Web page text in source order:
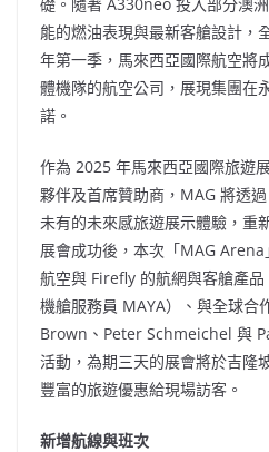
能的燃油表現與最新客艙設計，
年第一季，馬來西亞國際航空將
體機隊的航空公司，展現集團在
諾。
作為 2025 年馬來西亞國際旅遊
夥伴及首席贊助商，MAG 將透
未有的未來感旅遊展示體驗，重
展會成功後，本次「MAG
航空與 Firefly 的航網與客艙產
機艙服務員 MAYA）、與全球合
Brown、Peter Schmeichel 與
活動，為期三天的展會將於吉隆
豐富的旅遊優惠給現場訪客。
新增航線與班次